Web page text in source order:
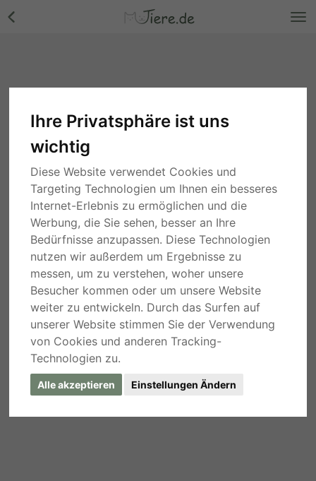
Ihre Privatsphäre ist uns
wichtig
Diese Website verwendet Cookies und
Targeting Technologien um Ihnen ein besseres
Internet-Erlebnis zu ermöglichen und die
Werbung, die Sie sehen, besser an Ihre
Bedürfnisse anzupassen. Diese Technologien
nutzen wir außerdem um Ergebnisse zu
messen, um zu verstehen, woher unsere
Besucher kommen oder um unsere Website
weiter zu entwickeln. Durch das Surfen auf
unserer Website stimmen Sie der Verwendung
von Cookies und anderen Tracking-
Technologien zu.
Alle akzeptieren Einstellungen Ändern